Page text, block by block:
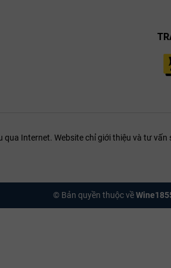
Internet. Website chỉ giới thiệu và tư
© Bản quyền thuộc về